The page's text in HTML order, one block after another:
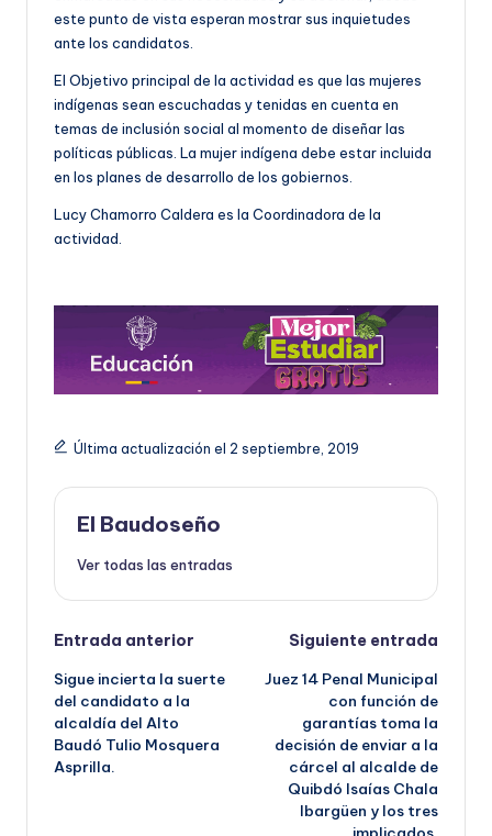
este punto de vista esperan mostrar sus inquietudes
ante los candidatos.
El Objetivo principal de la actividad es que las mujeres
indígenas sean escuchadas y tenidas en cuenta en
temas de inclusión social al momento de diseñar las
políticas públicas. La mujer indígena debe estar incluida
en los planes de desarrollo de los gobiernos.
Lucy Chamorro Caldera es la Coordinadora de la
actividad.
Última actualización el 2 septiembre, 2019
El Baudoseño
Ver todas las entradas
Navegación
de
entradas
Entrada anterior
Sigue incierta la suerte
del candidato a la
alcaldía del Alto
Baudó Tulio Mosquera
Asprilla.
Siguiente entrada
Juez 14 Penal Municipal
con función de
garantías toma la
decisión de enviar a la
cárcel al alcalde de
Quibdó Isaías Chala
Ibargüen y los tres